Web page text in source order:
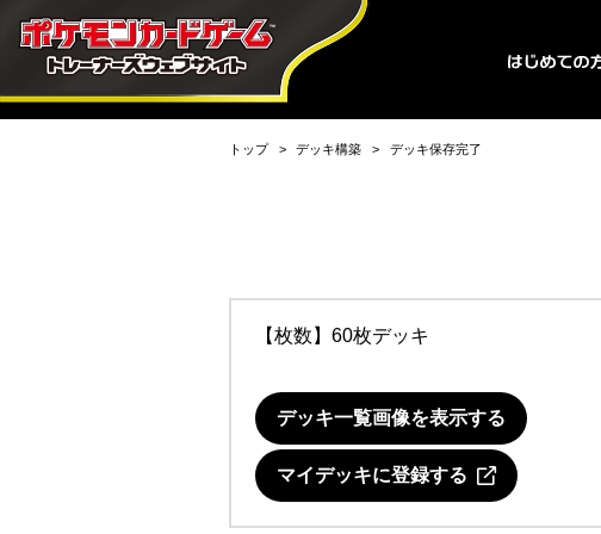
トップ デッキ構築 デッキ保存完了
【枚数】60枚デッキ
デッキ一覧画像を表示する
マイデッキに登録する